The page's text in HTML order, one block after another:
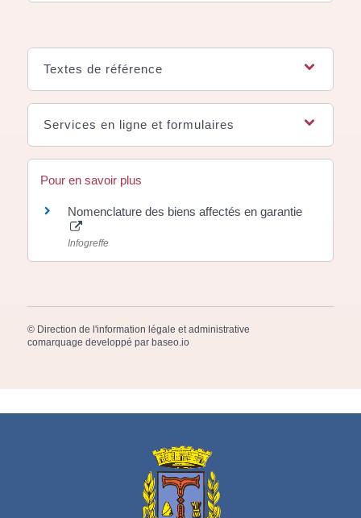
Textes de référence
Services en ligne et formulaires
Pour en savoir plus
Nomenclature des biens affectés en garantie
Infogreffe
© Direction de l'information légale et administrative
comarquage developpé par baseo.io